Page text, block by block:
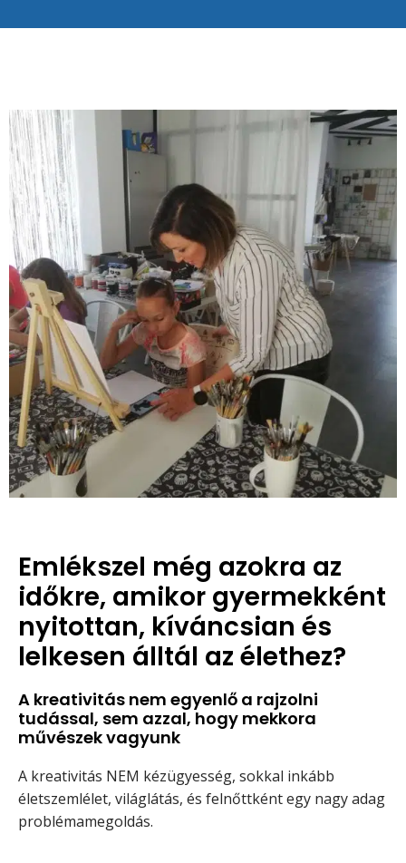
Emlékszel még azokra az
időkre, amikor gyermekként
nyitottan, kíváncsian és
lelkesen álltál az élethez?
A kreativitás nem egyenlő a rajzolni
tudással, sem azzal, hogy mekkora
művészek vagyunk
A kreativitás NEM kézügyesség, sokkal inkább
életszemlélet, világlátás, és felnőttként egy nagy adag
problémamegoldás.